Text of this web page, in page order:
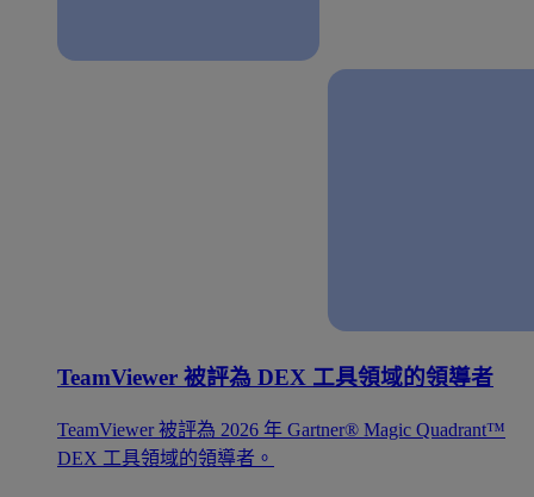
TeamViewer 被評為 DEX 工具領域的領導者
TeamViewer 被評為 2026 年 Gartner® Magic Quadrant™
DEX 工具領域的領導者。